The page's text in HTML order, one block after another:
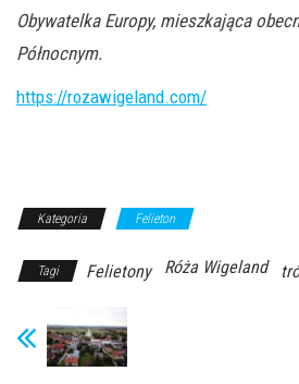
Obywatelka Europy, mieszkająca
Północnym.
https://rozawigeland.com/
Kategoria Felieton
Tagi Felietony Róża Wigeland